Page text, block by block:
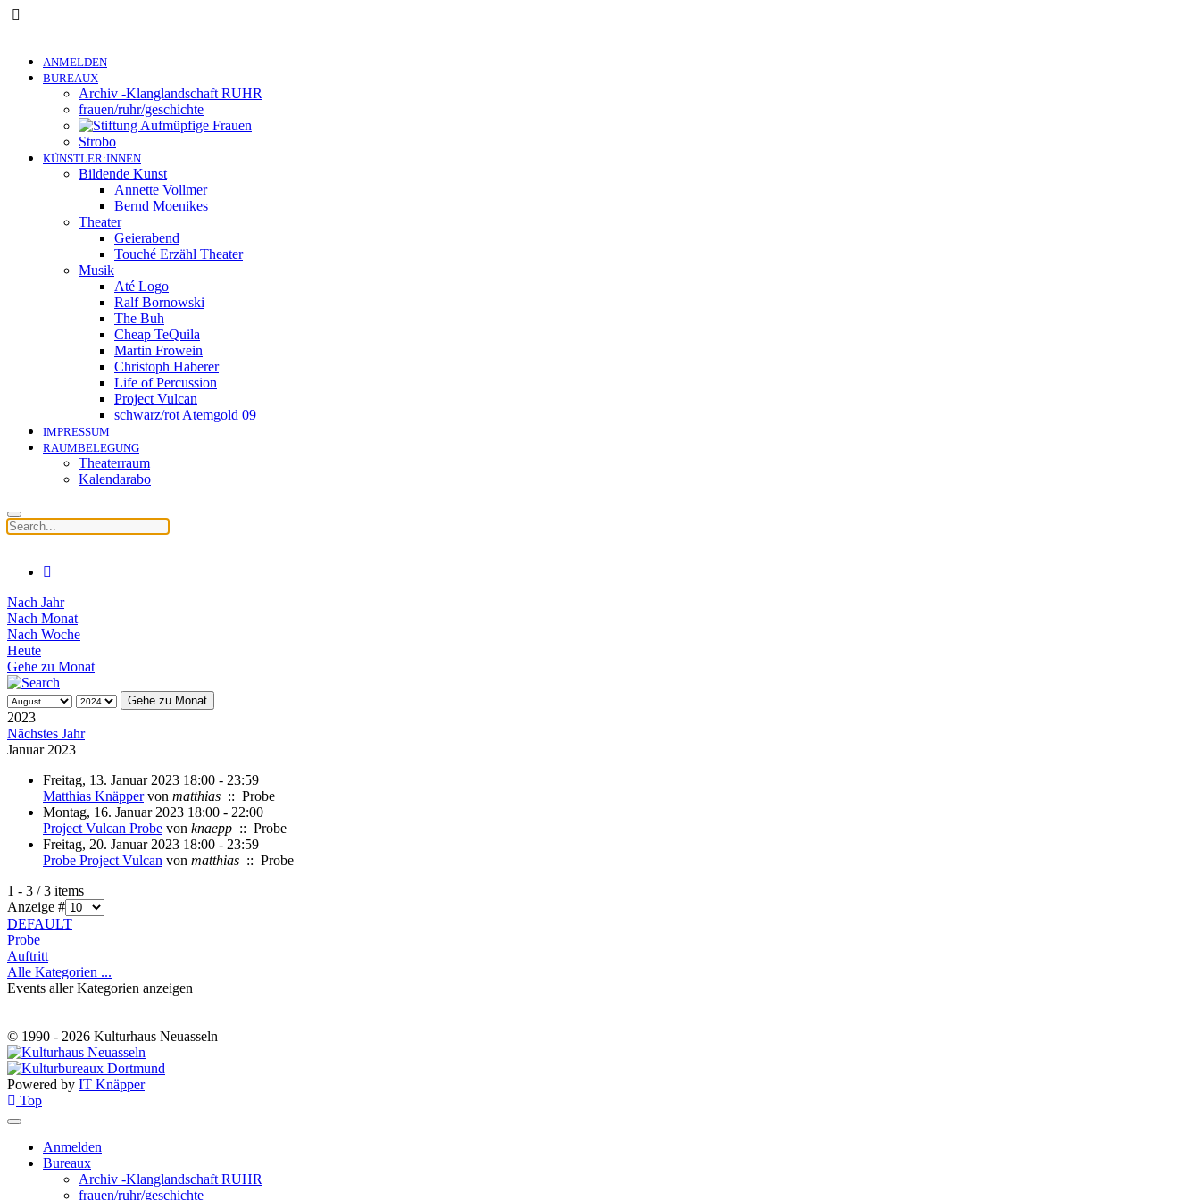
ANMELDEN
BUREAUX
Archiv -Klanglandschaft RUHR
frauen/ruhr/geschichte
Strobo
KÜNSTLER:INNEN
Bildende Kunst
Annette Vollmer
Bernd Moenikes
Theater
Geierabend
Touché Erzähl Theater
Musik
Até Logo
Ralf Bornowski
The Buh
Cheap TeQuila
Martin Frowein
Christoph Haberer
Life of Percussion
Project Vulcan
schwarz/rot Atemgold 09
IMPRESSUM
RAUMBELEGUNG
Theaterraum
Kalendarabo
Nach Jahr
Nach Monat
Nach Woche
Heute
Gehe zu Monat
Gehe zu Monat
2023
Nächstes Jahr
Januar 2023
Freitag, 13. Januar 2023 18:00 - 23:59
Matthias Knäppervon matthias :: Probe
Montag, 16. Januar 2023 18:00 - 22:00
Project Vulcan Probe von knaepp :: Probe
Freitag, 20. Januar 2023 18:00 - 23:59
Probe Project Vulcan von matthias :: Probe
Limite der Paginierungsliste
1 - 3 / 3 items
Anzeige #
DEFAULT
Probe
Auftritt
Alle Kategorien ...
Events aller Kategorien anzeigen
© 1990 - 2026 Kulturhaus Neuasseln
Powered by IT Knäpper
Top
Anmelden
Bureaux
Archiv -Klanglandschaft RUHR
frauen/ruhr/geschichte